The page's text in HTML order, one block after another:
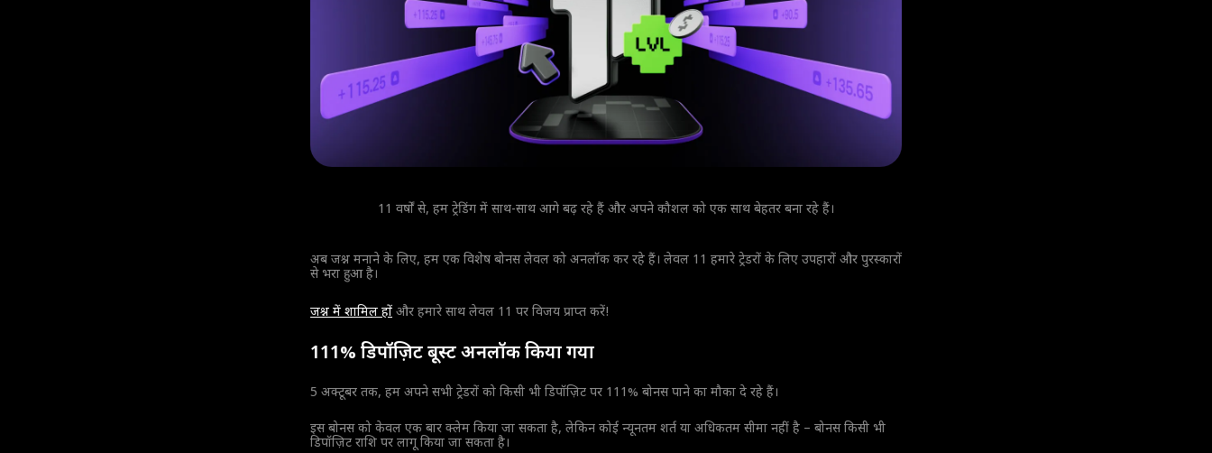
11 वर्षों से, हम ट्रेडिंग में साथ-साथ आगे बढ़ रहे हैं और अपने कौशल को एक साथ बेहतर बना रहे हैं।
अब जश्न मनाने के लिए, हम एक विशेष बोनस लेवल को अनलॉक कर रहे हैं। लेवल 11 हमारे ट्रेडरों के लिए उपहारों और पुरस्कारों
से भरा हुआ है।
जश्न में शामिल हों और हमारे साथ लेवल 11 पर विजय प्राप्त करें!
111% डिपॉज़िट बूस्ट अनलॉक किया गया
5 अक्टूबर तक, हम अपने सभी ट्रेडरों को किसी भी डिपॉज़िट पर 111% बोनस पाने का मौका दे रहे हैं।
इस बोनस को केवल एक बार क्लेम किया जा सकता है, लेकिन कोई न्यूनतम शर्त या अधिकतम सीमा नहीं है – बोनस किसी भी
डिपॉज़िट राशि पर लागू किया जा सकता है।